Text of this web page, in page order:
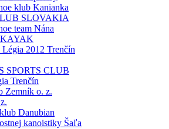
klub Kanianka
SLOVAKIA
team Nána
2012 Trenčín
SPORTS CLUB
Trenčín
Zemník o. z.
Danubian
kanoistiky Šaľa